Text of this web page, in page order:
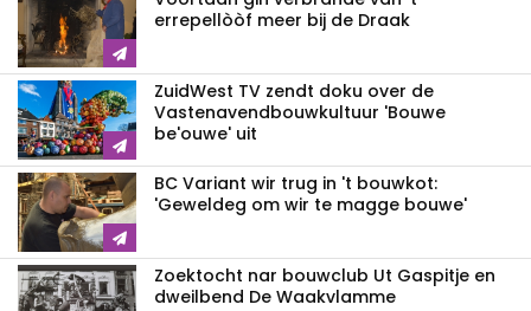
errepellòòf meer bij de Draak
ZuidWest TV zendt doku over de
Vastenavend­bouwkultuur 'Bouwe
be'ouwe' uit
BC Variant wir trug in 't bouwkot:
'Geweldeg om wir te magge bouwe'
Zoektocht nar bouwclub Ut Gaspitje en
dweilbend De Waakvlamme